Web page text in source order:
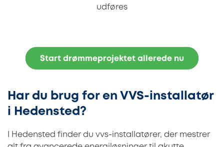
udføres
Start drømmeprojektet allerede nu
Har du brug for en VVS-installatør
i Hedensted?
I Hedensted finder du vvs-installatører, der mestrer